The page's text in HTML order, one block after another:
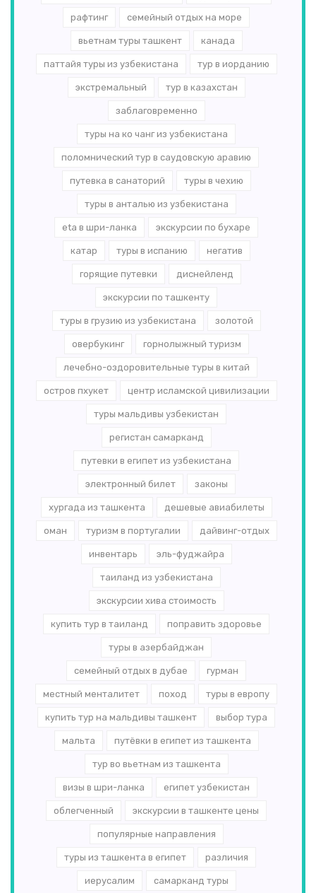
рафтинг семейный отдых на море
вьетнам туры ташкент канада
паттайя туры из узбекистана тур в иорданию
экстремальный тур в казахстан
заблаговременно
туры на ко чанг из узбекистана
поломнический тур в саудовскую аравию
путевка в санаторий туры в чехию
туры в анталью из узбекистана
eta в шри-ланка экскурсии по бухаре
катар туры в испанию негатив
горящие путевки диснейленд
экскурсии по ташкенту
туры в грузию из узбекистана золотой
овербукинг горнолыжный туризм
лечебно-оздоровительные туры в китай
остров пхукет центр исламской цивилизации
туры мальдивы узбекистан
регистан самарканд
путевки в египет из узбекистана
электронный билет законы
хургада из ташкента дешевые авиабилеты
оман туризм в португалии дайвинг-отдых
инвентарь эль-­фуджайра
таиланд из узбекистана
экскурсии хива стоимость
купить тур в таиланд поправить здоровье
туры в азербайджан
семейный отдых в дубае гурман
местный менталитет поход туры в европу
купить тур на мальдивы ташкент выбор тура
мальта путёвки в египет из ташкента
тур во вьетнам из ташкента
визы в шри-ланка египет узбекистан
облегченный экскурсии в ташкенте цены
популярные направления
туры из ташкента в египет различия
иерусалим самарканд туры